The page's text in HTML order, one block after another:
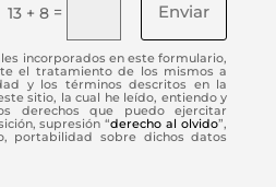
13 + 8 = Enviar
incorporados en este formulario,
el tratamiento de los mismos a
y los términos descritos en la
sitio, la cual he leído, entiendo y
derechos que puedo ejercitar
supresión “derecho al olvido”,
portabilidad sobre dichos datos